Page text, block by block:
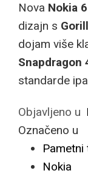
Nova Nokia 6
dizajn s
dojam više
Snapdragon
standarde
Objavljeno u
Označeno u
Pametni
Nokia